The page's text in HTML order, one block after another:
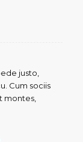
justo,
Cum sociis
montes,